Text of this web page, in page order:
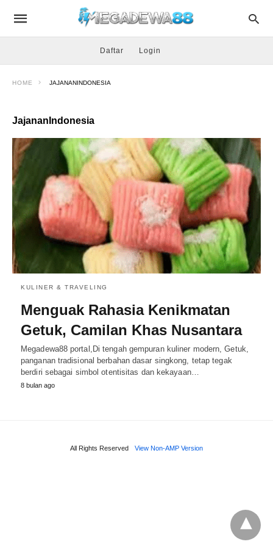
Daftar Login
HOME JAJANANINDONESIA
JajananIndonesia
KULINER & TRAVELING
Menguak Rahasia Kenikmatan
Getuk, Camilan Khas Nusantara
Megadewa88 portal,Di tengah gempuran kuliner modern, Getuk,
panganan tradisional berbahan dasar singkong, tetap tegak
berdiri sebagai simbol otentisitas dan kekayaan…
8 bulan ago
All Rights Reserved View Non-AMP Version